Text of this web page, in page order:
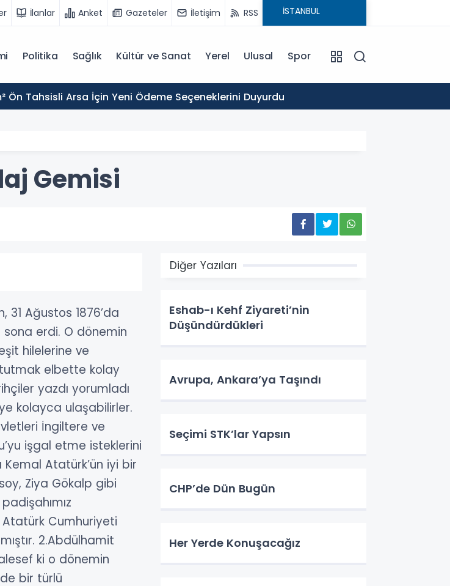
İlanlar Anket Gazeteler İletişim RSS
Politika Sağlık Kültür ve Sanat Yerel Ulusal Spor
Ön Tahsisli Arsa İçin Yeni Ödeme Seçeneklerini Duyurdu
Gemisi
31 Ağustos 1876’da
sona erdi. O dönemin
hilelerine ve
elbette kolay
yazdı yorumladı
kolayca ulaşabilirler.
İngiltere ve
işgal etme isteklerini
Atatürk’ün iyi bir
Ziya Gökalp gibi
Atatürk Cumhuriyeti
2.Abdülhamit
ki o dönemin
bir türlü
Diğer Yazıları
Eshab-ı Kehf Ziyareti’nin
Düşündürdükleri
Avrupa, Ankara’ya Taşındı
Seçimi STK’lar Yapsın
CHP’de Dün Bugün
Her Yerde Konuşacağız